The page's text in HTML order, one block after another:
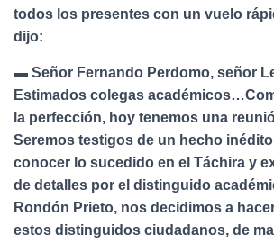
todos los presentes con un vuelo
dijo:
▬ Señor Fernando Perdomo, señor
Estimados colegas
la perfección, hoy tenemos una
Seremos testigos de un hecho
conocer lo sucedido en el Táchira y
de detalles por el distinguido
Rondón Prieto, nos decidimos a
estos distinguidos ciudadanos, de